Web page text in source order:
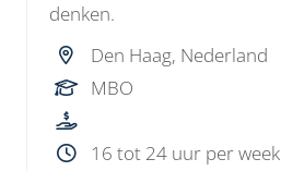
denken.
Den Haag, Nederland
MBO
16 tot 24 uur per week